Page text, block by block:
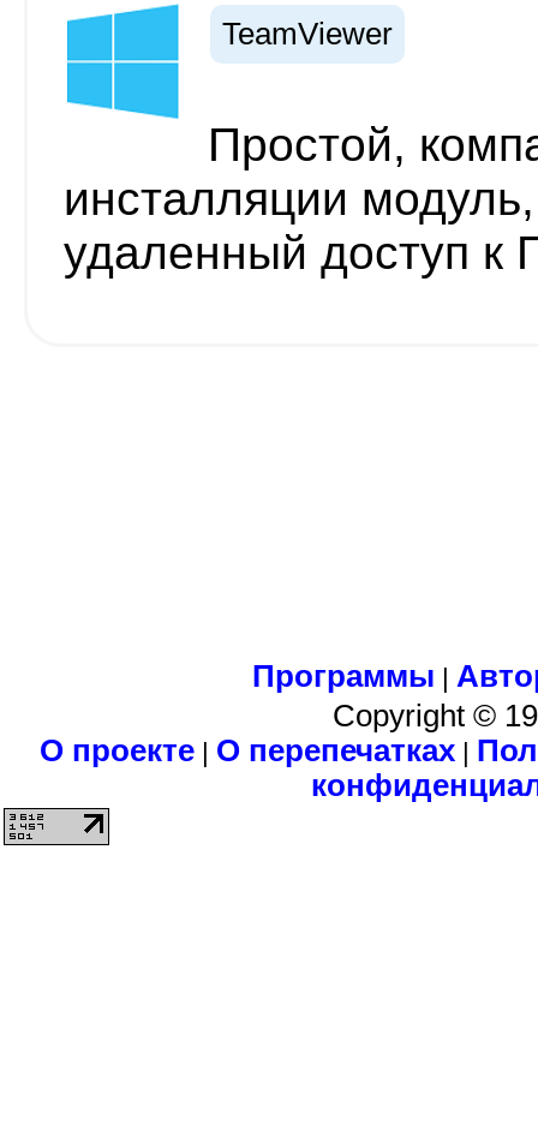
TeamViewer
Простой,
инсталляции
удаленный доступ к
Программы |
Copyright ©
О проекте| О перепечатках|